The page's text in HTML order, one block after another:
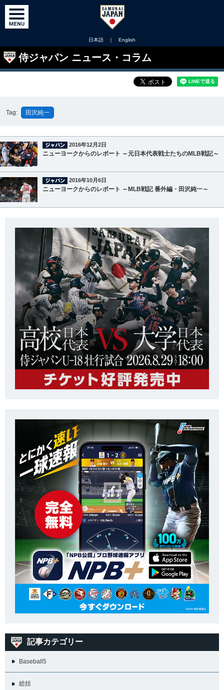
日本語 ｜ English
侍ジャパン ニュース・コラム
Tag: 田沢純一
2016年12月2日
ニューヨークからのレポート ～元日本代表戦士たちのMLB戦記～
2016年10月6日
ニューヨークからのレポート ～MLB戦記 番外編・田沢純一～
記事カテゴリー
Baseball5
総括